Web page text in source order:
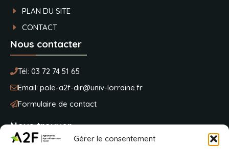
Gérer le consentement
PLAN DU SITE
CONTACT
Nous contacter
Tél: 03 72 74 51 65
Email: pole-a2f-dir@univ-lorraine.fr
Formulaire de contact
Nous trouver